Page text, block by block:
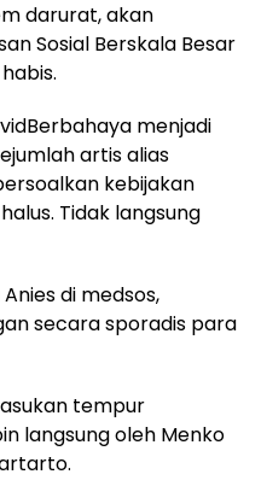
darurat, akan
Sosial Berskala Besar
menjadi
artis alias
kebijakan
Tidak langsung
di medsos,
secara sporadis para
tempur
langsung oleh Menko